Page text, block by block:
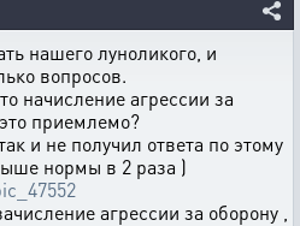
нашего луноликого, и
вопросов.
начисление агрессии за
приемлемо?
и не получил ответа по этому
нормы в 2 раза )
агрессии за оборону ,